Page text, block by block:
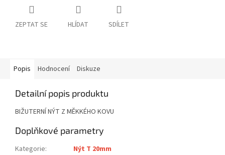
ZEPTAT SE HLÍDAT SDÍLET
Popis Hodnocení Diskuze
Detailní popis produktu
BIŽUTERNÍ NÝT Z MĚKKÉHO KOVU
Doplňkové parametry
Kategorie:
Nýt T 20mm